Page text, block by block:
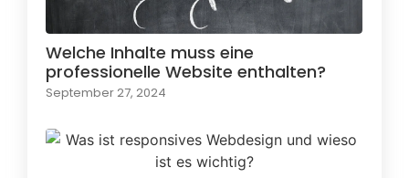
Welche Inhalte muss eine
professionelle Website enthalten?
September 27, 2024